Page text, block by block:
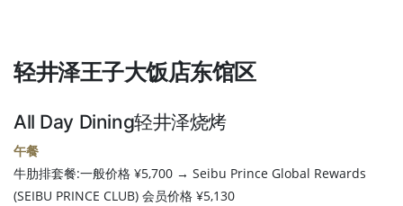
轻井泽王子大饭店东馆区
All Day Dining轻井泽烧烤
午餐
牛肋排套餐:一般价格 ¥5,700 → Seibu Prince Global Rewards
(SEIBU PRINCE CLUB) 会员价格 ¥5,130